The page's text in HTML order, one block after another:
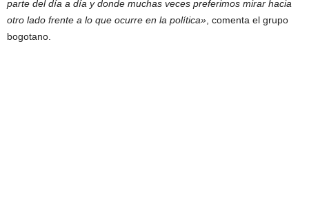
parte del día a día y donde muchas veces preferimos mirar hacia
otro lado frente a lo que ocurre en la política» , comenta el grupo
bogotano.